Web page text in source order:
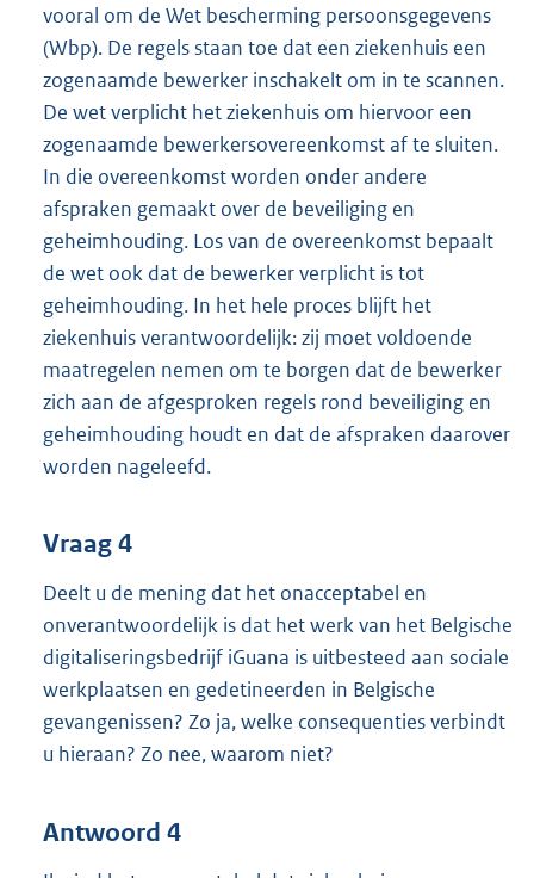
vooral om de Wet bescherming persoonsgegevens
(Wbp). De regels staan toe dat een ziekenhuis een
zogenaamde bewerker inschakelt om in te scannen.
De wet verplicht het ziekenhuis om hiervoor een
zogenaamde bewerkersovereenkomst af te sluiten.
In die overeenkomst worden onder andere
afspraken gemaakt over de beveiliging en
geheimhouding. Los van de overeenkomst bepaalt
de wet ook dat de bewerker verplicht is tot
geheimhouding. In het hele proces blijft het
ziekenhuis verantwoordelijk: zij moet voldoende
maatregelen nemen om te borgen dat de bewerker
zich aan de afgesproken regels rond beveiliging en
geheimhouding houdt en dat de afspraken daarover
worden nageleefd.
Vraag 4
Deelt u de mening dat het onacceptabel en
onverantwoordelijk is dat het werk van het Belgische
digitaliseringsbedrijf iGuana is uitbesteed aan sociale
werkplaatsen en gedetineerden in Belgische
gevangenissen? Zo ja, welke consequenties verbindt
u hieraan? Zo nee, waarom niet?
Antwoord 4